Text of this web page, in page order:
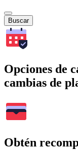
Buscar
Opciones de
cambias de
Obtén